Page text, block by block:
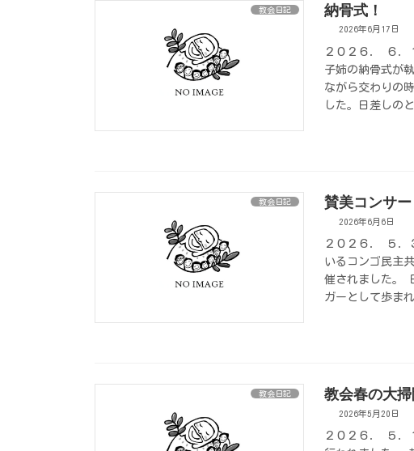
教会日記 納骨式！
2026年6月17日
２０２６． ６
子姉の納骨式が
ながら交わりの
した。日差しの
教会日記 賛美コンサー
2026年6月6日
２０２６． ５．
いるコンゴ民主
催されました。
ガーとして歩ま
教会日記 教会春の大掃
2026年5月20日
２０２６． ５．